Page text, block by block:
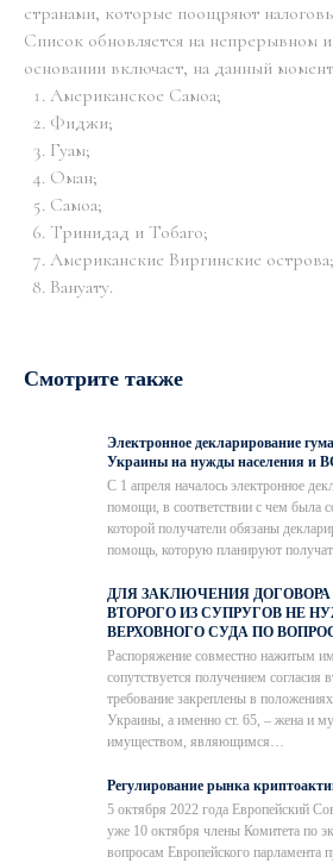
странами, которые поощряют
Список обновляется на непрерывном
основании включает, на данный
Американское Самоа;
Фиджи;
Гуам;
Оман;
Самоа;
Тринидад и Тобаго;
Американские Виргинские острова;
Вануату.
Смотрите также
Электронное декларирование
Украины на нужды населения и
С 1 апреля началось электронное
помощи, в соответствии с чем была
которой получатели обязаны
помощь, которую планируют
ДЛЯ ЗАКЛЮЧЕНИЯ
ВТОРОГО ИЗ СУПРУГОВ НЕ
ВЕРХОВНОГО СУДА ПО
Распоряжение совместно нажитым
сопутствуется получением согласия
требование закреплены в
Украины, а именно ст. 65, – жена и
имуществом, являющимся…
Регулирование рынка
5 октября 2022 года Европейский
уже 10 октября члены Комитета по
вопросам Европейского парламента